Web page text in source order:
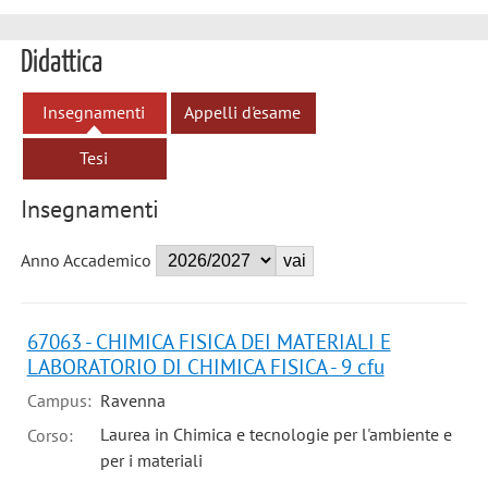
Didattica
Insegnamenti Appelli d'esame
Tesi
Insegnamenti
Anno Accademico
67063 - CHIMICA FISICA DEI MATERIALI E
LABORATORIO DI CHIMICA FISICA - 9 cfu
Campus: Ravenna
Corso:
Laurea in Chimica e tecnologie per l'ambiente e
per i materiali